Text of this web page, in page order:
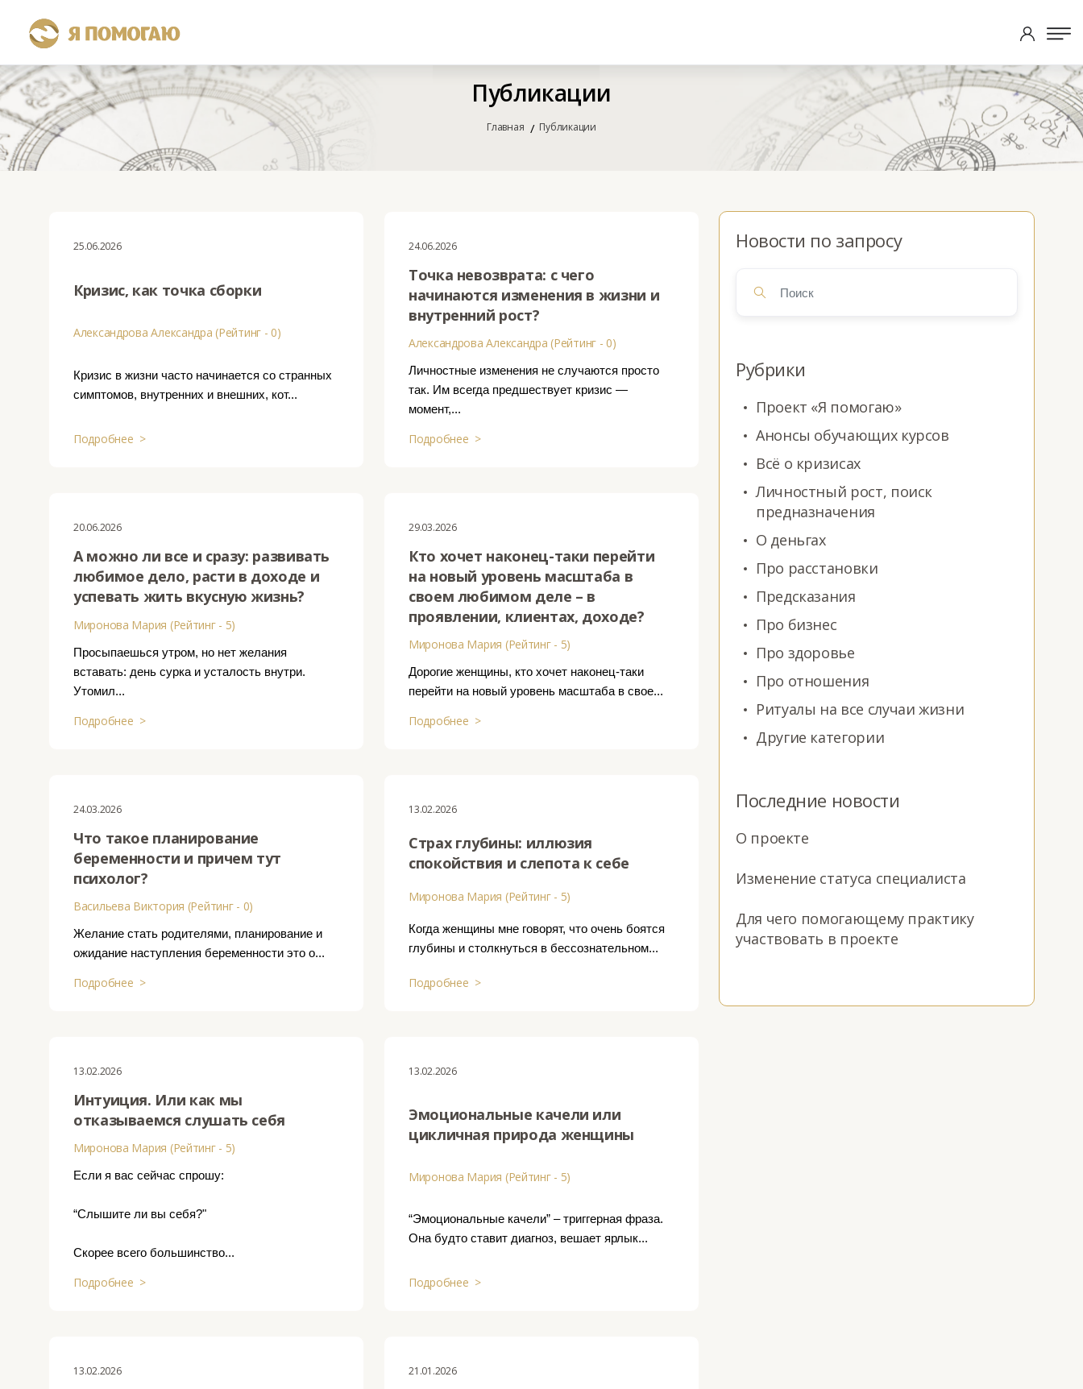
Публикации
Главная Публикации
25.06.2026
Кризис, как точка сборки
Александрова Александра (Рейтинг - 0)
Кризис в жизни часто начинается со странных
симптомов, внутренних и внешних, кот...
Подробнее >
24.06.2026
Точка невозврата: с чего
начинаются изменения в жизни и
внутренний рост?
Александрова Александра (Рейтинг - 0)
Личностные изменения не случаются просто
так. Им всегда предшествует кризис —
момент,...
Подробнее >
20.06.2026
А можно ли все и сразу: развивать
любимое дело, расти в доходе и
успевать жить вкусную жизнь?
Миронова Мария (Рейтинг - 5)
Просыпаешься утром, но нет желания
вставать: день сурка и усталость внутри.
Утомил...
Подробнее >
29.03.2026
Кто хочет наконец-таки перейти
на новый уровень масштаба в
своем любимом деле – в
проявлении, клиентах, доходе?
Миронова Мария (Рейтинг - 5)
Дорогие женщины, кто хочет наконец-таки
перейти на новый уровень масштаба в свое...
Подробнее >
24.03.2026
Что такое планирование
беременности и причем тут
психолог?
Васильева Виктория (Рейтинг - 0)
Желание стать родителями, планирование и
ожидание наступления беременности это о...
Подробнее >
13.02.2026
Страх глубины: иллюзия
спокойствия и слепота к себе
Миронова Мария (Рейтинг - 5)
Когда женщины мне говорят, что очень боятся
глубины и столкнуться в бессознательном...
Подробнее >
13.02.2026
Интуиция. Или как мы
отказываемся слушать себя
Миронова Мария (Рейтинг - 5)
Если я вас сейчас спрошу:
“Слышите ли вы себя?"
Скорее всего большинство...
Подробнее >
13.02.2026
Эмоциональные качели или
цикличная природа женщины
Миронова Мария (Рейтинг - 5)
“Эмоциональные качели” – триггерная фраза.
Она будто ставит диагноз, вешает ярлык...
Подробнее >
13.02.2026 21.01.2026
Новости по запросу
Рубрики
Проект «Я помогаю»
Анонсы обучающих курсов
Всё о кризисах
Личностный рост, поиск
предназначения
О деньгах
Про расстановки
Предсказания
Про бизнес
Про здоровье
Про отношения
Ритуалы на все случаи жизни
Другие категории
Последние новости
О проекте
Изменение статуса специалиста
Для чего помогающему практику
участвовать в проекте